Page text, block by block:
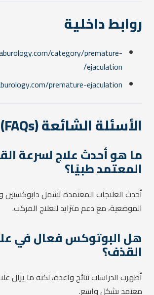
روابط داخلية
category/premature-
ejaculation/
premature-ejaculation/
الأسئلة الشائعة (FAQs)
ما هو أحدث علاج لسرعة
المعتمد طبيًا؟
أحدث العلاجات المعتمدة تشمل دابوكستين
الموضعية، مع دعم متزايد للعلاج المركب.
هل البوتوكس فعال في
القذف؟
أظهرت الدراسات نتائج واعدة، لكنه ما يزال
معتمد بشكل واسع.